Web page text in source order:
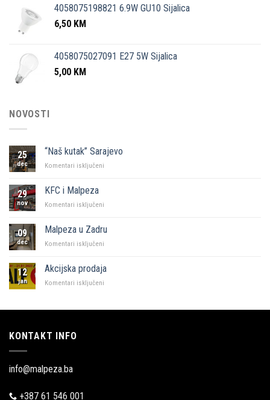
4058075198821 6.9W GU10 Sijalica
6,50 KM
4058075027091 E27 5W Sijalica
5,00 KM
NOVOSTI
25
dec
“Naš kutak” Sarajevo
Komentari isključeni
29
nov
KFC i Malpeza
Komentari isključeni
Malpeza
09
dec
Malpeza u Zadru
Komentari isključeni
Zadru
12
jan
Akcijska prodaja
Komentari isključeni
KONTAKT INFO
info@malpeza.ba
+387 61 546 001